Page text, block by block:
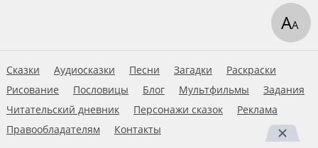
Сказки Аудиосказки Песни Загадки
Раскраски
Рисование
Пословицы Блог Мультфильмы
Задания
Читательский дневник
Персонажи сказок
Реклама
Правообладателям
Контакты
АА